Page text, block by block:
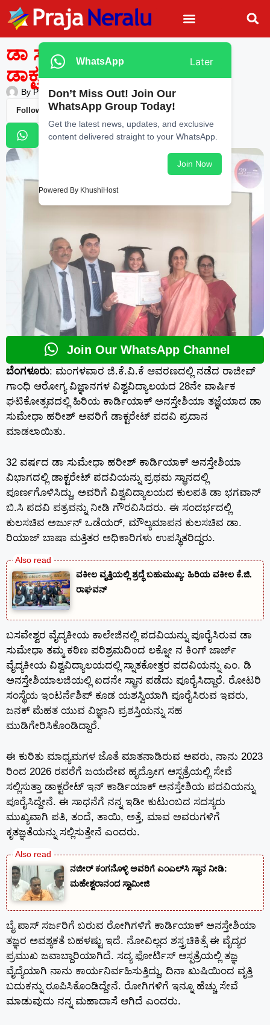
ಡಾ ಸುಮೇಧಾ ಹರೀಶ್ ಅವರಿಗೆ
ಡಾಕ್ಟರೇಟ್ ಪದವಿ ಪ್ರದಾನ
ByPraja Neralu — June 17, 2026 - 7:22 AM
Follow Us
Join Our WhatsApp Channel
ಬೆಂಗಳೂರು: ಮಂಗಳವಾರ ಜಿ.ಕೆ.ವಿ.ಕೆ ಆವರಣದಲ್ಲಿ ನಡೆದ ರಾಜೀವ್
ಗಾಂಧಿ ಆರೋಗ್ಯ ವಿಜ್ಞಾನಗಳ ವಿಶ್ವವಿದ್ಯಾಲಯದ 28ನೇ ವಾರ್ಷಿಕ
ಘಟಿಕೋತ್ಸವದಲ್ಲಿ ಹಿರಿಯ ಕಾರ್ಡಿಯಾಕ್ ಅನಸ್ತೇಶಿಯಾ ತಜ್ಞೆಯಾದ ಡಾ
ಸುಮೇಧಾ ಹರೀಶ್ ಅವರಿಗೆ ಡಾಕ್ಟರೇಟ್ ಪದವಿ ಪ್ರದಾನ
ಮಾಡಲಾಯಿತು.
32 ವರ್ಷದ ಡಾ ಸುಮೇಧಾ ಹರೀಶ್ ಕಾರ್ಡಿಯಾಕ್ ಅನಸ್ತೇಶಿಯಾ
ವಿಭಾಗದಲ್ಲಿ ಡಾಕ್ಟರೇಟ್ ಪದವಿಯನ್ನು ಪ್ರಥಮ ಸ್ಥಾನದಲ್ಲಿ
ಪೂರ್ಣಗೊಳಿಸಿದ್ದು, ಅವರಿಗೆ ವಿಶ್ವವಿದ್ಯಾಲಯದ ಕುಲಪತಿ ಡಾ ಭಗವಾನ್
ಬಿ.ಸಿ ಪದವಿ ಪತ್ರವನ್ನು ನೀಡಿ ಗೌರವಿಸಿದರು. ಈ ಸಂದರ್ಭದಲ್ಲಿ
ಕುಲಸಚಿವ ಅರ್ಜುನ್ ಒಡೆಯರ್, ಮೌಲ್ಯಮಾಪನ ಕುಲಸಚಿವ ಡಾ.
ರಿಯಾಜ್ ಬಾಷಾ ಮತ್ತಿತರ ಅಧಿಕಾರಿಗಳು ಉಪಸ್ಥಿತರಿದ್ದರು.
ವಕೀಲ ವೃತ್ತಿಯಲ್ಲಿ ಶ್ರದ್ಧೆ ಬಹುಮುಖ್ಯ: ಹಿರಿಯ ವಕೀಲ ಕೆ.ಜಿ.
ರಾಘವನ್
ಬಸವೇಶ್ವರ ವೈದ್ಯಕೀಯ ಕಾಲೇಜಿನಲ್ಲಿ ಪದವಿಯನ್ನು ಪೂರೈಸಿರುವ ಡಾ
ಸುಮೇಧಾ ತಮ್ಮ ಕಠಿಣ ಪರಿಶ್ರಮದಿಂದ ಲಕ್ನೋ ನ ಕಿಂಗ್ ಜಾರ್ಜ್
ವೈದ್ಯಕೀಯ ವಿಶ್ವವಿದ್ಯಾಲಯದಲ್ಲಿ ಸ್ನಾತಕೋತ್ತರ ಪದವಿಯನ್ನು ಎಂ. ಡಿ
ಅನಸ್ತೇಶಿಯಾಲಜಿಯಲ್ಲಿ ಐದನೇ ಸ್ಥಾನ ಪಡೆದು ಪೂರೈಸಿದ್ದಾರೆ. ರೋಟರಿ
ಸಂಸ್ಥೆಯ ಇಂಟರ್ನೆಶಿಪ್ ಕೂಡ ಯಶಸ್ವಿಯಾಗಿ ಪೂರೈಸಿರುವ ಇವರು,
ಜನಕ್ ಮೆಹತ ಯುವ ವಿಜ್ಞಾನಿ ಪ್ರಶಸ್ತಿಯನ್ನು ಸಹ
ಮುಡಿಗೇರಿಸಿಕೊಂಡಿದ್ದಾರೆ.
ಈ ಕುರಿತು ಮಾಧ್ಯಮಗಳ ಜೊತೆ ಮಾತನಾಡಿರುವ ಅವರು, ನಾನು 2023
ರಿಂದ 2026 ರವರೆಗೆ ಜಯದೇವ ಹೃದ್ರೋಗ ಆಸ್ಪತ್ರೆಯಲ್ಲಿ ಸೇವೆ
ಸಲ್ಲಿಸುತ್ತಾ ಡಾಕ್ಟರೇಟ್ ಇನ್ ಕಾರ್ಡಿಯಾಕ್ ಅನಸ್ತೇಶಿಯ ಪದವಿಯನ್ನು
ಪೂರೈಸಿದ್ದೇನೆ. ಈ ಸಾಧನೆಗೆ ನನ್ನ ಇಡೀ ಕುಟುಂಬದ ಸದಸ್ಯರು
ಮುಖ್ಯವಾಗಿ ಪತಿ, ತಂದೆ, ತಾಯಿ, ಅತ್ತೆ, ಮಾವ ಅವರುಗಳಿಗೆ
ಕೃತಜ್ಞತೆಯನ್ನು ಸಲ್ಲಿಸುತ್ತೇನೆ ಎಂದರು.
ನಜೀರ್ ಕಂಗನೊಳ್ಳಿ ಅವರಿಗೆ ಎಂಎಲ್‌ಸಿ ಸ್ಥಾನ ನೀಡಿ:
ಮಹೇಶ್ವರಾನಂದ ಸ್ವಾಮೀಜಿ
ಬೈ ಪಾಸ್ ಸರ್ಜರಿಗೆ ಬರುವ ರೋಗಿಗಳಿಗೆ ಕಾರ್ಡಿಯಾಕ್ ಅನಸ್ತೇಶಿಯಾ
ತಜ್ಞರ ಅವಶ್ಯಕತೆ ಬಹಳಷ್ಟು ಇದೆ. ನೋವಿಲ್ಲದ ಶಸ್ತ್ರಚಿಕಿತ್ಸೆ ಈ ವೈದ್ಯರ
ಪ್ರಮುಖ ಜವಾಬ್ದಾರಿಯಾಗಿದೆ. ಸದ್ಯ ಫೋರ್ಟಿಸ್ ಆಸ್ಪತ್ರೆಯಲ್ಲಿ ತಜ್ಞ
ವೈದ್ಯೆಯಾಗಿ ನಾನು ಕಾರ್ಯನಿರ್ವಹಿಸುತ್ತಿದ್ದು, ದಿನಾ ಖುಷಿಯಿಂದ ವೃತ್ತಿ
ಬದುಕನ್ನು ರೂಪಿಸಿಕೊಂಡಿದ್ದೇನೆ. ರೋಗಿಗಳಿಗೆ ಇನ್ನೂ ಹೆಚ್ಚು ಸೇವೆ
ಮಾಡುವುದು ನನ್ನ ಮಹಾದಾಸೆ ಆಗಿದೆ ಎಂದರು.
WhatsApp Later
Don’t Miss Out! Join Our
WhatsApp Group Today!
Get the latest news, updates, and exclusive
content delivered straight to your WhatsApp.
Join Now
Powered By KhushiHost